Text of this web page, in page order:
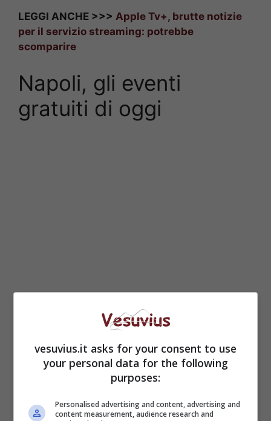
LEGGI ANCHE >>> Apple Tv+, brutte notizie
per il servizio streaming: potrebbe
scomparire
Napoli, gli eventi
gratuiti di oggi
vesuvius.it asks for your consent to use
your personal data for the following
purposes:
Personalised advertising and content, advertising and
content measurement, audience research and